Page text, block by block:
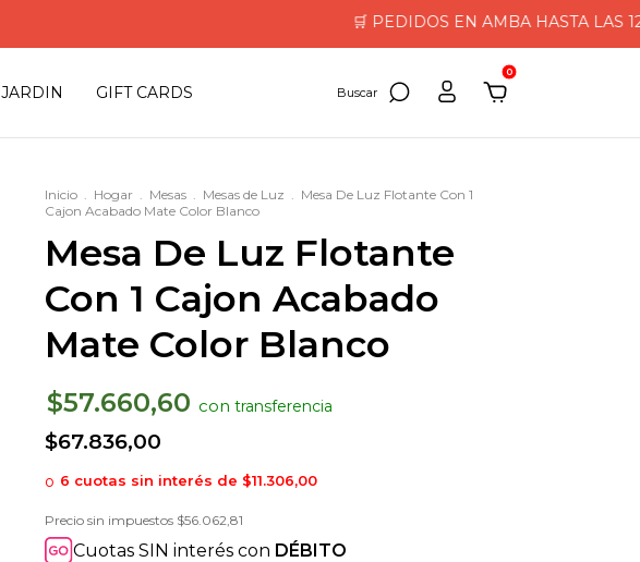
🛒 PEDIDOS EN AMBA HASTA LAS 12HS
JARDIN GIFT CARDS
0
Inicio . Hogar . Mesas . Mesas de Luz . Mesa De Luz Flotante Con 1
Cajon Acabado Mate Color Blanco
Mesa De Luz Flotante
Con 1 Cajon Acabado
Mate Color Blanco
$57.660,60 con
$67.836,00
Cuotas SIN interés con DÉBITO
Precio sin impuestos $56.062,81
6 cuotas sin interés de $11.306,00